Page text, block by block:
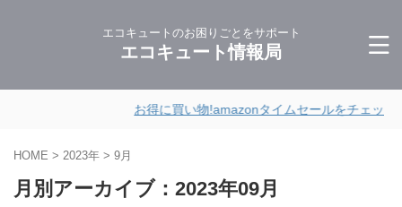
エコキュートのお困りごとをサポート
エコキュート情報局
お得に買い物!amazonタイムセールをチェック
HOME > 2023年 > 9月
月別アーカイブ：2023年09月